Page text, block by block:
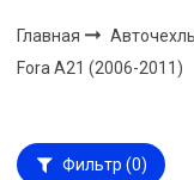
Главная
Fora А21 (2006-2011)
Фильтр (0)